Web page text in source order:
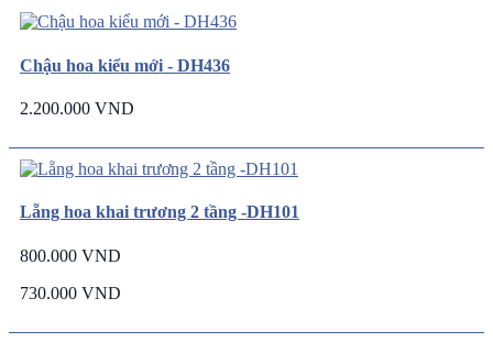
Chậu hoa kiểu mới - DH436
2.200.000 VND
Lẵng hoa khai trương 2 tầng -DH101
800.000 VND
730.000 VND